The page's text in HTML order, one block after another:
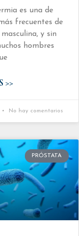
es una de
frecuentes de
y sin
hombres
>>
No hay comentarios
PRÓSTATA